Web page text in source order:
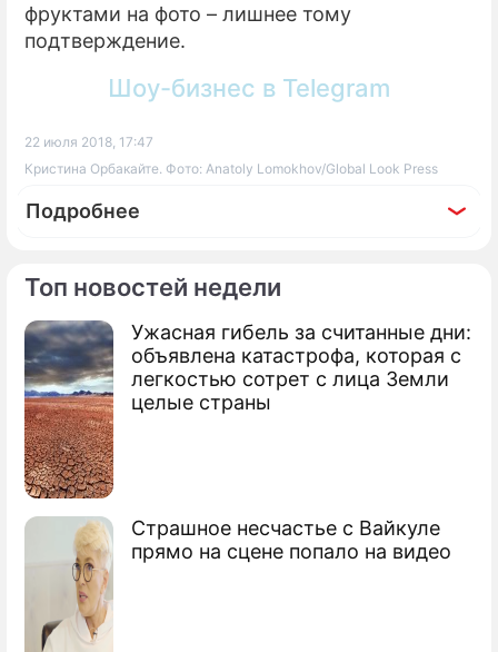
Топ новостей недели
Ужасная гибель за считанные дни:
объявлена катастрофа, которая с
легкостью сотрет с лица Земли
целые страны
Страшное несчастье с Вайкуле
прямо на сцене попало на видео
фруктами на фото – лишнее тому
подтверждение.
Шоу-бизнес в Telegram
22 июля 2018, 17:47
Кристина Орбакайте. Фото: Anatoly Lomokhov/Global Look Press
Подробнее
По теме
Продолжение: Какая гадость:
дочь Пугачевой спуталась с
Отплясывающая в прозрачной одежде
Пугачева оказалась краше Орбакайте